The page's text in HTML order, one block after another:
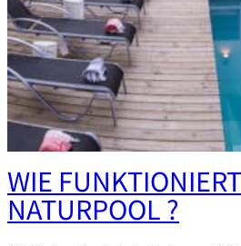
WIE
NATURPOOL ?